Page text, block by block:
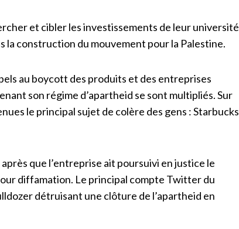
et cibler les investissements de leur université
la construction du mouvement pour la Palestine.
au boycott des produits et des entreprises
son régime d’apartheid se sont multipliés. Sur
le principal sujet de colère des gens : Starbucks
que l’entreprise ait poursuivi en justice le
diffamation. Le principal compte Twitter du
détruisant une clôture de l’apartheid en